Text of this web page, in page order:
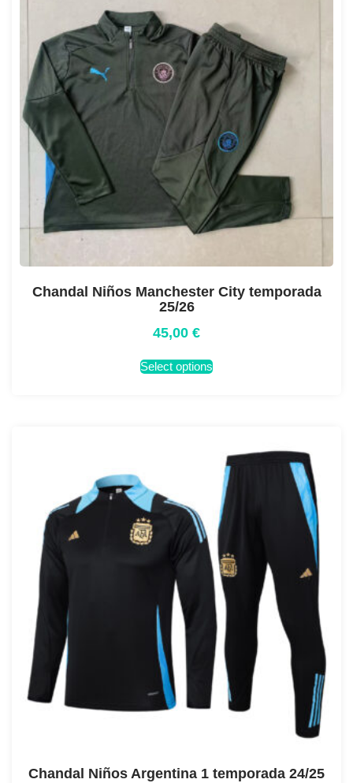
Chandal Niños Manchester City temporada
25/26
45,00 €
Select options
Chandal Niños Argentina 1 temporada 24/25